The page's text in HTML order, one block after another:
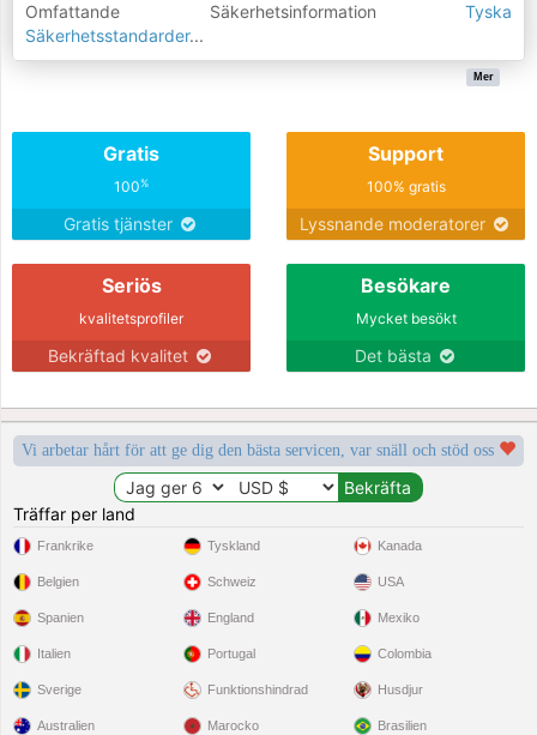
Omfattande Säkerhetsinformation Tyska
Säkerhetsstandarder...
Mer
Gratis
100%
Gratis tjänster
Support
100% gratis
Lyssnande moderatorer
Seriös
kvalitetsprofiler
Bekräftad kvalitet
Besökare
Mycket besökt
Det bästa
Vi arbetar hårt för att ge dig den bästa servicen, var snäll och stöd oss
Träffar per land
Frankrike
Belgien
Spanien
Italien
Sverige
Tyskland
Schweiz
England
Portugal
Funktionshindrad
Kanada
USA
Mexiko
Colombia
Husdjur
Australien Marocko Brasilien